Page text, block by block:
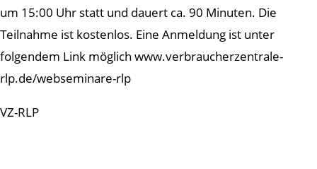
um 15:00 Uhr statt und dauert ca. 90 Minuten. Die
Teilnahme ist kostenlos. Eine Anmeldung ist unter
folgendem Link möglich www.verbraucherzentrale-
rlp.de/webseminare-rlp
VZ-RLP